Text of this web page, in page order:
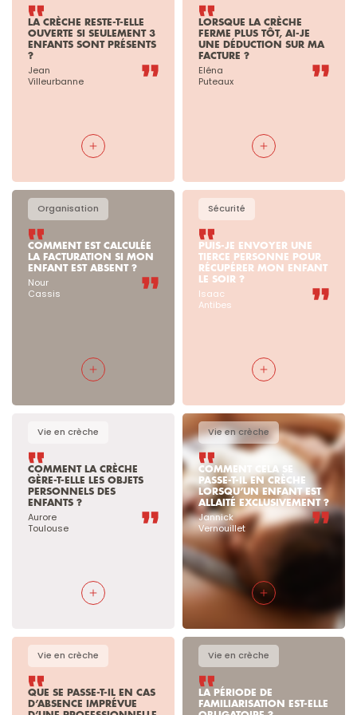
LA CRÈCHE RESTE-T-ELLE
OUVERTE SI SEULEMENT 3
ENFANTS SONT PRÉSENTS
?
Jean
Villeurbanne
LORSQUE LA CRÈCHE
FERME PLUS TÔT, AI-JE
UNE DÉDUCTION SUR MA
FACTURE ?
Eléna
Puteaux
Organisation
COMMENT EST CALCULÉE
LA FACTURATION SI MON
ENFANT EST ABSENT ?
Nour
Cassis
Sécurité
PUIS-JE ENVOYER UNE
TIERCE PERSONNE POUR
RÉCUPÉRER MON ENFANT
LE SOIR ?
Isaac
Antibes
Vie en crèche
COMMENT LA CRÈCHE
GÈRE-T-ELLE LES OBJETS
PERSONNELS DES
ENFANTS ?
Aurore
Toulouse
Vie en crèche
COMMENT CELA SE
PASSE-T-IL EN CRÈCHE
LORSQU’UN ENFANT EST
Jannick
Vernouillet
Vie en crèche
QUE SE PASSE-T-IL EN CAS
D’ABSENCE IMPRÉVUE
Vie en crèche
LA PÉRIODE DE
FAMILIARISATION EST-ELLE